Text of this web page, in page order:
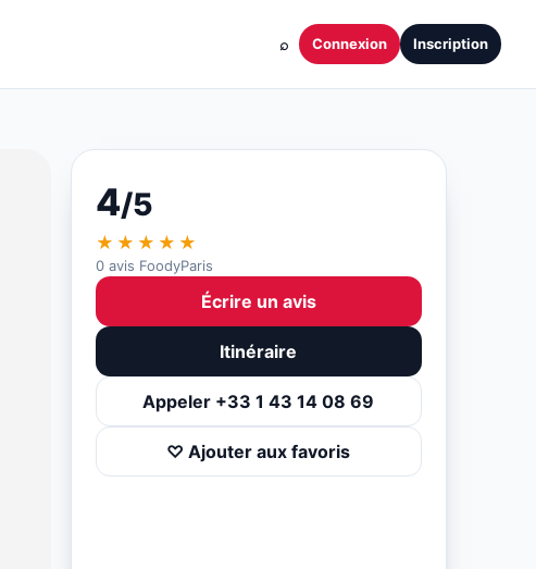
⌕ Connexion Inscription
4/5
★★★★★
0 avis FoodyParis
Écrire un avis
Itinéraire
Appeler +33 1 43 14 08 69
♡ Ajouter aux favoris